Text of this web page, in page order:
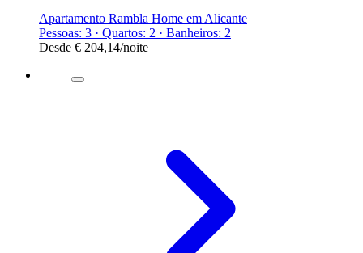
Apartamento Rambla Home em Alicante
Pessoas: 3 · Quartos: 2 · Banheiros: 2
Desde € 204,14/noite